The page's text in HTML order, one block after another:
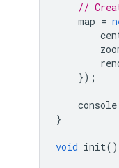
//
map =
});
console
}
void init